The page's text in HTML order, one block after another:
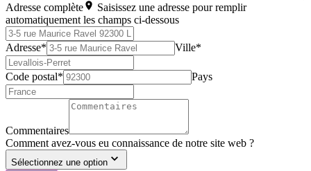
Adresse complète
Saisissez une adresse pour remplir
automatiquement les champs ci-dessous
Adresse* Ville*
Code postal* Pays
Commentaires
Comment avez-vous eu connaissance de notre site web ?
Sélectionnez une option